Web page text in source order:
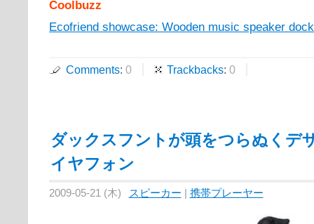
Coolbuzz
Ecofriend showcase: Wooden music speaker dock
Comments: 0 Trackbacks: 0
ダックスフントが頭をつらぬくデ
イヤフォン
2009-05-21 (木) スピーカー 携帯プレーヤー